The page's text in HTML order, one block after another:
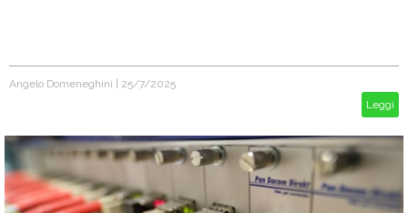
Angelo Domeneghini
25/7/2025
Leggi